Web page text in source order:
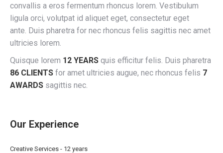
convallis a eros fermentum rhoncus lorem. Vestibulum
ligula orci, volutpat id aliquet eget, consectetur eget
ante. Duis pharetra for nec rhoncus felis sagittis nec amet
ultricies lorem.
Quisque lorem 12 YEARS quis efficitur felis. Duis pharetra
86 CLIENTS for amet ultricies augue, nec rhoncus felis 7
AWARDS sagittis nec.
Our Experience
Creative Services - 12 years